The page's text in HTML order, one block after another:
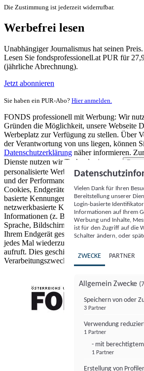
Die Zustimmung ist jederzeit widerrufbar.
Werbefrei lesen
Unabhängiger Journalismus hat seinen Preis.
Lesen Sie fondsprofessionell.at PUR für
(jährliche Abrechnung).
Jetzt abonnieren
Sie haben ein PUR-Abo? Hier anmelden.
FONDS professionell mit Werbung: Wir
Gründen die Möglichkeit, unsere Webseite
Werbeplatz zur Verfügung zu stellen. Über
der Verantwortung von uns liegen, können
Datenschutzerklärung näher informieren.
Dienste nutzen wir Technologien von
personalisierte Werbung und Inhalte,
und der Performance von Inhalten sowie
Cookies, Endgeräte- oder ähnliche Online-
basierte Kennungen, zufällig generierte
netzwerkbasierte Kennungen) können
Informationen (z. B. Browsertyp und
Sprache, Bildschirmgröße, unterstützte
Ihrem Endgerät gespeichert oder von dort
jedes Mal wiederzuerkennen, wenn es eine
aufruft. Dies geschieht für einen oder
Verarbeitungszwecke.
Vielen Dank für Ihren
Bereitstellung unserer
Login-basierte
Informationen auf Ihrem
Werbung und Inhalte,
ist für den Zugriff auf die
Schalter ändern, oder
ZWECKE PARTNER
Allgemein Zwecke
Speichern von oder
3 Partner
Verwendung
1 Partner
- mit
1 Partner
Erstellung von
FONDS professionell